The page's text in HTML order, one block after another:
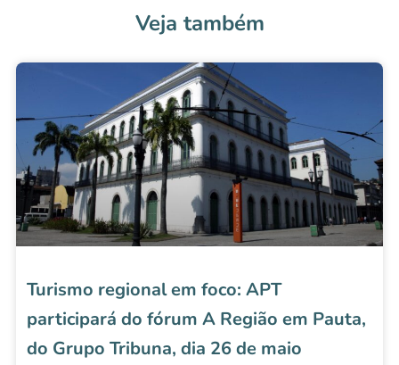
Veja também
Turismo regional em foco: APT
participará do fórum A Região em Pauta,
do Grupo Tribuna, dia 26 de maio